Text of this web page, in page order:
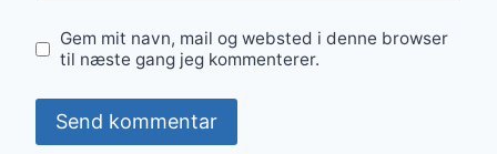
Gem mit navn, mail og websted i denne browser
til næste gang jeg kommenterer.